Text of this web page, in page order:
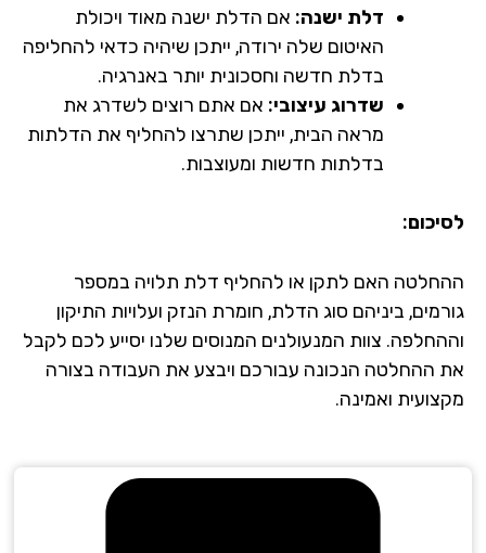
דלת ישנה:אם הדלת ישנה מאוד ויכולת
האיטום שלה ירודה, ייתכן שיהיה כדאי להחליפה
בדלת חדשה וחסכונית יותר באנרגיה.
שדרוג עיצובי:אם אתם רוצים לשדרג את
מראה הבית, ייתכן שתרצו להחליף את הדלתות
בדלתות חדשות ומעוצבות.
האם לתקן או להחליף דלת תלויה במספר
ביניהם סוג הדלת, חומרת הנזק ועלויות התיקון
צוות המנעולנים המנוסים שלנו יסייע לכם לקבל
ההחלטה הנכונה עבורכם ויבצע את העבודה בצורה
ואמינה.